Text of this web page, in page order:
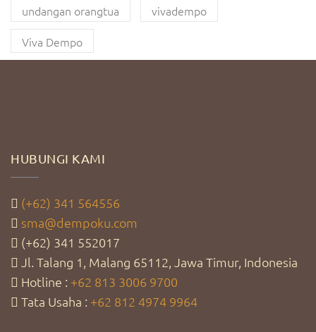
undangan orangtua
vivadempo
Viva Dempo
HUBUNGI KAMI
(+62) 341 564556
sma@dempoku.com
(+62) 341 552017
Jl. Talang 1, Malang 65112, Jawa Timur, Indonesia
Hotline : +62 813 3006 9700
Tata Usaha : +62 812 4974 9964